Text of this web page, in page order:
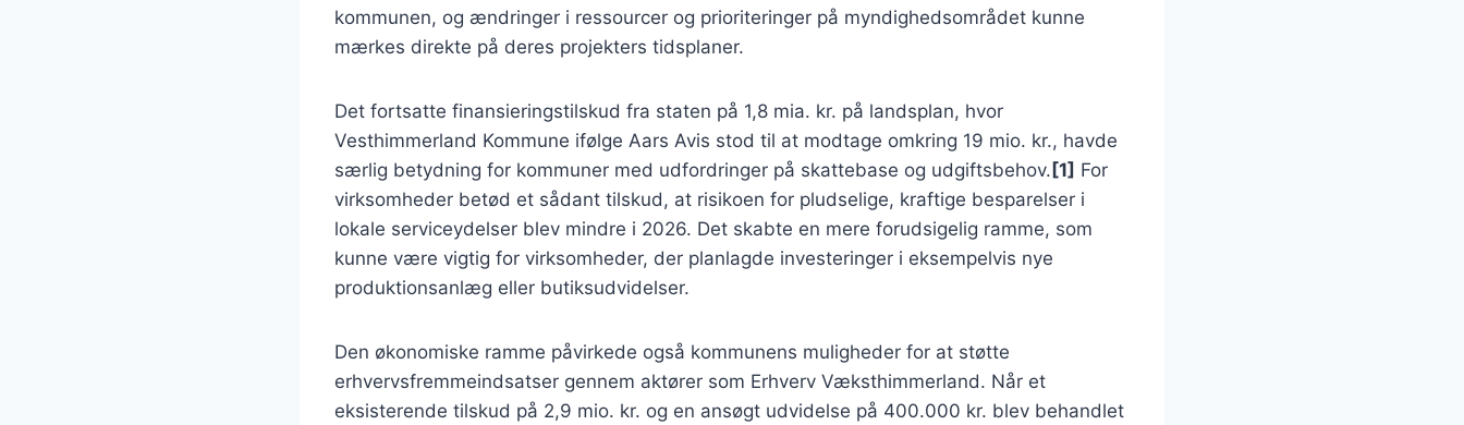
kommunen, og ændringer i ressourcer og prioriteringer på myndighedsområdet kunne
mærkes direkte på deres projekters tidsplaner.
Det fortsatte finansieringstilskud fra staten på 1,8 mia. kr. på landsplan, hvor
Vesthimmerland Kommune ifølge Aars Avis stod til at modtage omkring 19 mio. kr., havde
særlig betydning for kommuner med udfordringer på skattebase og udgiftsbehov.[1] For
virksomheder betød et sådant tilskud, at risikoen for pludselige, kraftige besparelser i
lokale serviceydelser blev mindre i 2026. Det skabte en mere forudsigelig ramme, som
kunne være vigtig for virksomheder, der planlagde investeringer i eksempelvis nye
produktionsanlæg eller butiksudvidelser.
Den økonomiske ramme påvirkede også kommunens muligheder for at støtte
erhvervsfremmeindsatser gennem aktører som Erhverv Væksthimmerland. Når et
eksisterende tilskud på 2,9 mio. kr. og en ansøgt udvidelse på 400.000 kr. blev behandlet